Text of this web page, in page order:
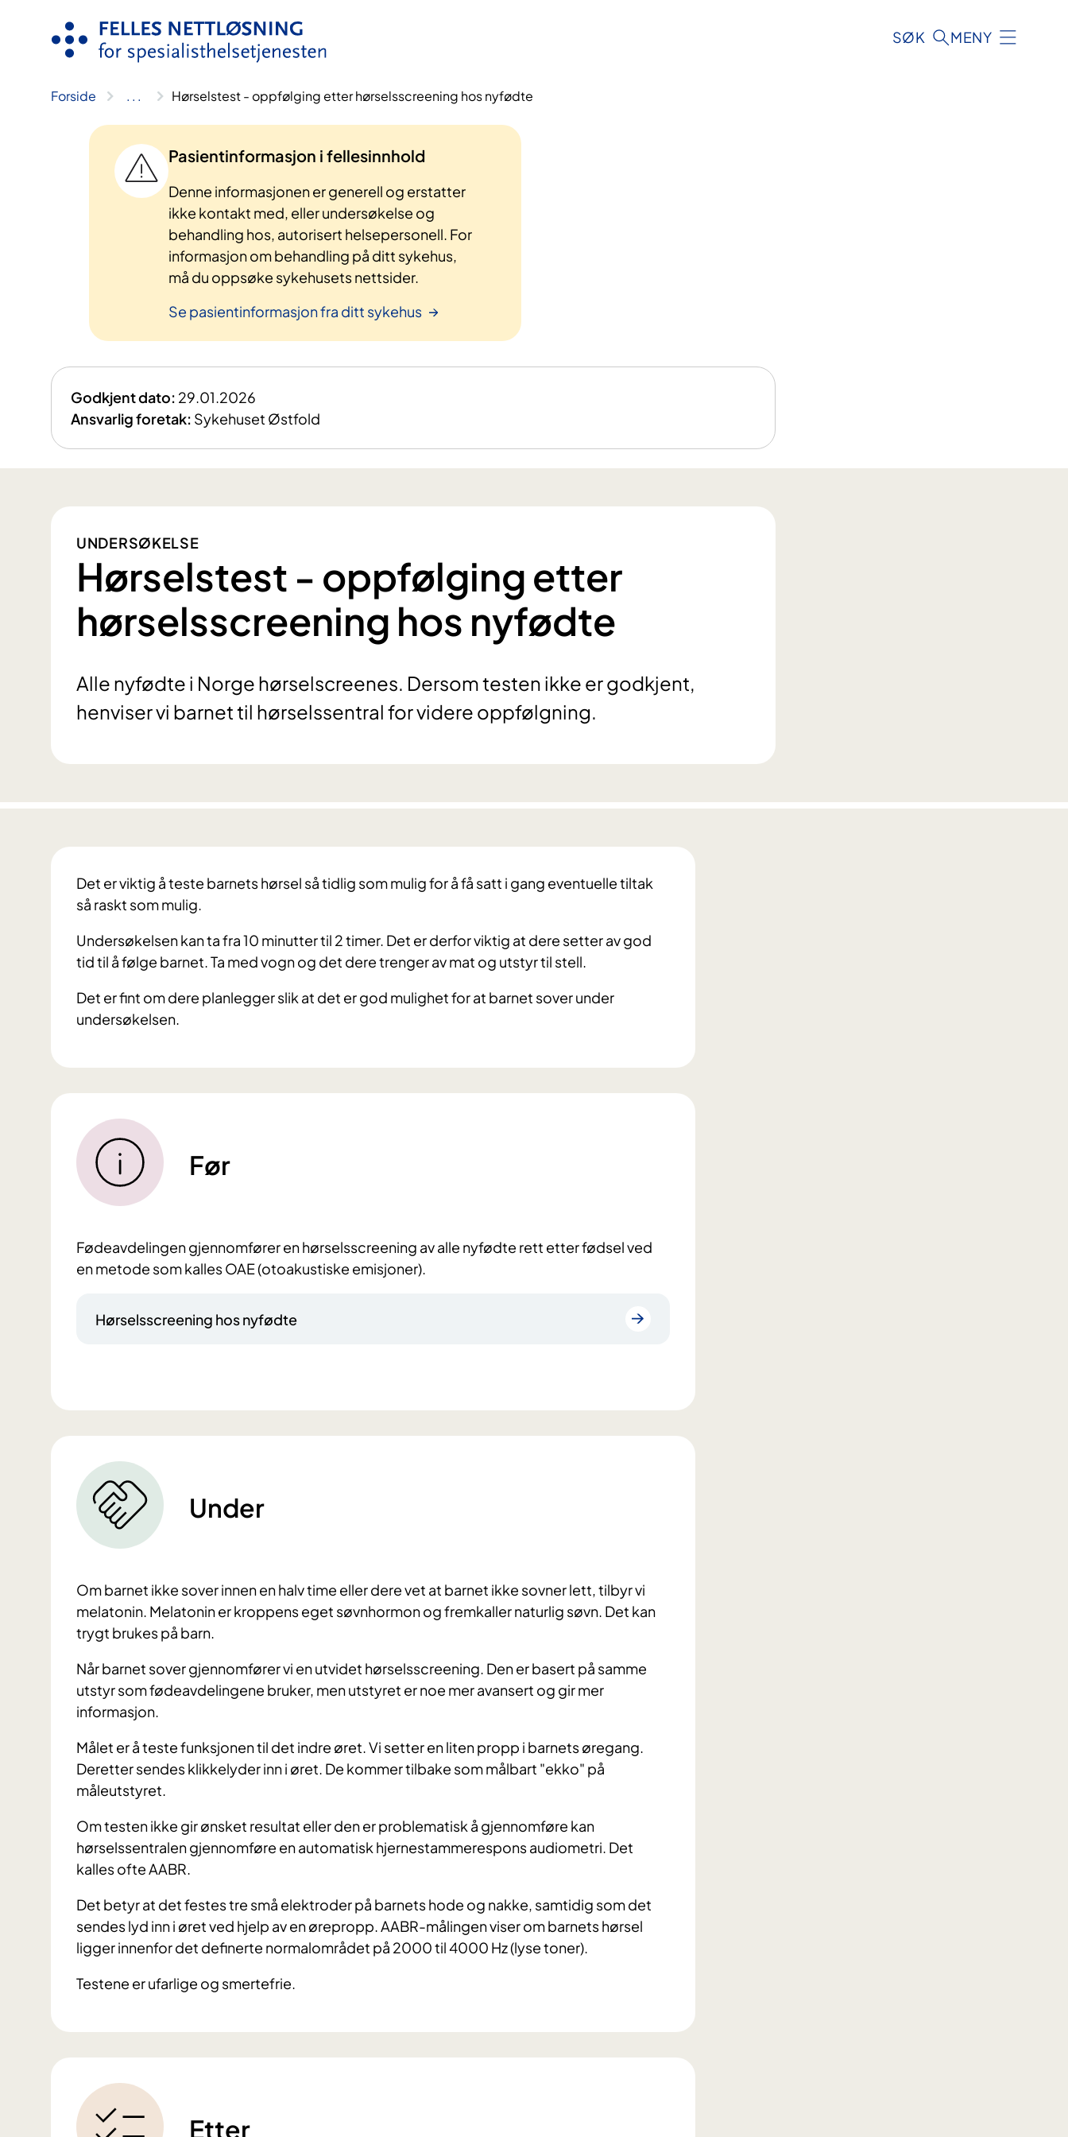
SØK MENY
Forside .. . Hørselstest - oppfølging etter hørselsscreening hos nyfødte
Pasientinformasjon i fellesinnhold
Denne informasjonen er generell og erstatter
ikke kontakt med, eller undersøkelse og
behandling hos, autorisert helsepersonell. For
informasjon om behandling på ditt sykehus,
må du oppsøke sykehusets nettsider.
Se pasientinformasjon fra ditt sykehus
Godkjent dato: 29.01.2026
Ansvarlig foretak: Sykehuset Østfold
UNDERSØKELSE
Hørselstest - oppfølging etter
hørselsscreening hos nyfødte
Alle nyfødte i Norge hørselscreenes. Dersom testen ikke er godkjent,
henviser vi barnet til hørselssentral for videre oppfølgning.
Det er viktig å teste barnets hørsel så tidlig som mulig for å få satt i gang eventuelle tiltak
så raskt som mulig.
Undersøkelsen kan ta fra 10 minutter til 2 timer. Det er derfor viktig at dere setter av god
tid til å følge barnet. Ta med vogn og det dere trenger av mat og utstyr til stell.
Det er fint om dere planlegger slik at det er god mulighet for at barnet sover under
undersøkelsen.
Før
Fødeavdelingen gjennomfører en hørselsscreening av alle nyfødte rett etter fødsel ved
en metode som kalles OAE (otoakustiske emisjoner).
Hørselsscreening hos nyfødte
Under
Om barnet ikke sover innen en halv time eller dere vet at barnet ikke sovner lett, tilbyr vi
melatonin. Melatonin er kroppens eget søvnhormon og fremkaller naturlig søvn. Det kan
trygt brukes på barn.
Når barnet sover gjennomfører vi en utvidet hørselsscreening. Den er basert på samme
utstyr som fødeavdelingene bruker, men utstyret er noe mer avansert og gir mer
informasjon.
Målet er å teste funksjonen til det indre øret. Vi setter en liten propp i barnets øregang.
Deretter sendes klikkelyder inn i øret. De kommer tilbake som målbart "ekko" på
måleutstyret.
Om testen ikke gir ønsket resultat eller den er problematisk å gjennomføre kan
hørselssentralen gjennomføre en automatisk hjernestammerespons audiometri. Det
kalles ofte AABR.
Det betyr at det festes tre små elektroder på barnets hode og nakke, samtidig som det
sendes lyd inn i øret ved hjelp av en ørepropp. AABR-målingen viser om barnets hørsel
ligger innenfor det definerte normalområdet på 2000 til 4000 Hz (lyse toner).
Testene er ufarlige og smertefrie.
Etter